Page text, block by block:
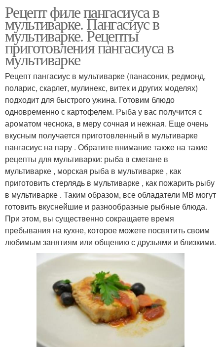
Рецепт филе пангасиуса в
мультиварке. Пангасиус в
мультиварке. Рецепты
приготовления пангасиуса в
мультиварке
Рецепт пангасиус в мультиварке (панасоник, редмонд,
поларис, скарлет, мулинекс, витек и других моделях)
подходит для быстрого ужина. Готовим блюдо
одновременно с картофелем. Рыба у вас получится с
ароматом чеснока, в меру сочная и нежная. Еще очень
вкусным получается приготовленный в мультиварке
пангасиус на пару . Обратите внимание также на такие
рецепты для мультиварки: рыба в сметане в
мультиварке , морская рыба в мультиварке , как
приготовить стерлядь в мультиварке , как пожарить рыбу
в мультиварке . Таким образом, все обладатели МВ могут
готовить вкуснейшие и разнообразные рыбные блюда.
При этом, вы существенно сокращаете время
пребывания на кухне, которое можете посвятить своим
любимым занятиям или общению с друзьями и близкими.